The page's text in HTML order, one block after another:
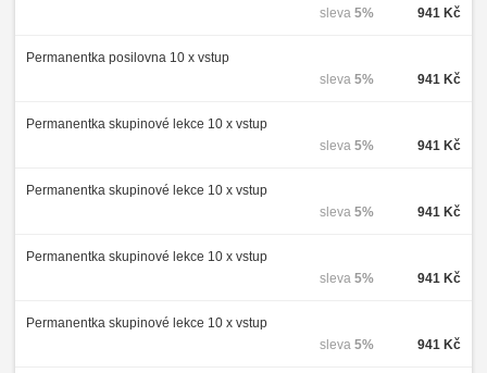
941 Kč
sleva 5%
Permanentka posilovna 10 x vstup
941 Kč
sleva 5%
Permanentka skupinové lekce 10 x vstup
941 Kč
sleva 5%
Permanentka skupinové lekce 10 x vstup
941 Kč
sleva 5%
Permanentka skupinové lekce 10 x vstup
941 Kč
sleva 5%
Permanentka skupinové lekce 10 x vstup
941 Kč
sleva 5%